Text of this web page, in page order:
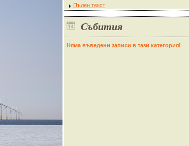
Пълен текст
Събития
Няма въведени записи в тази категория!